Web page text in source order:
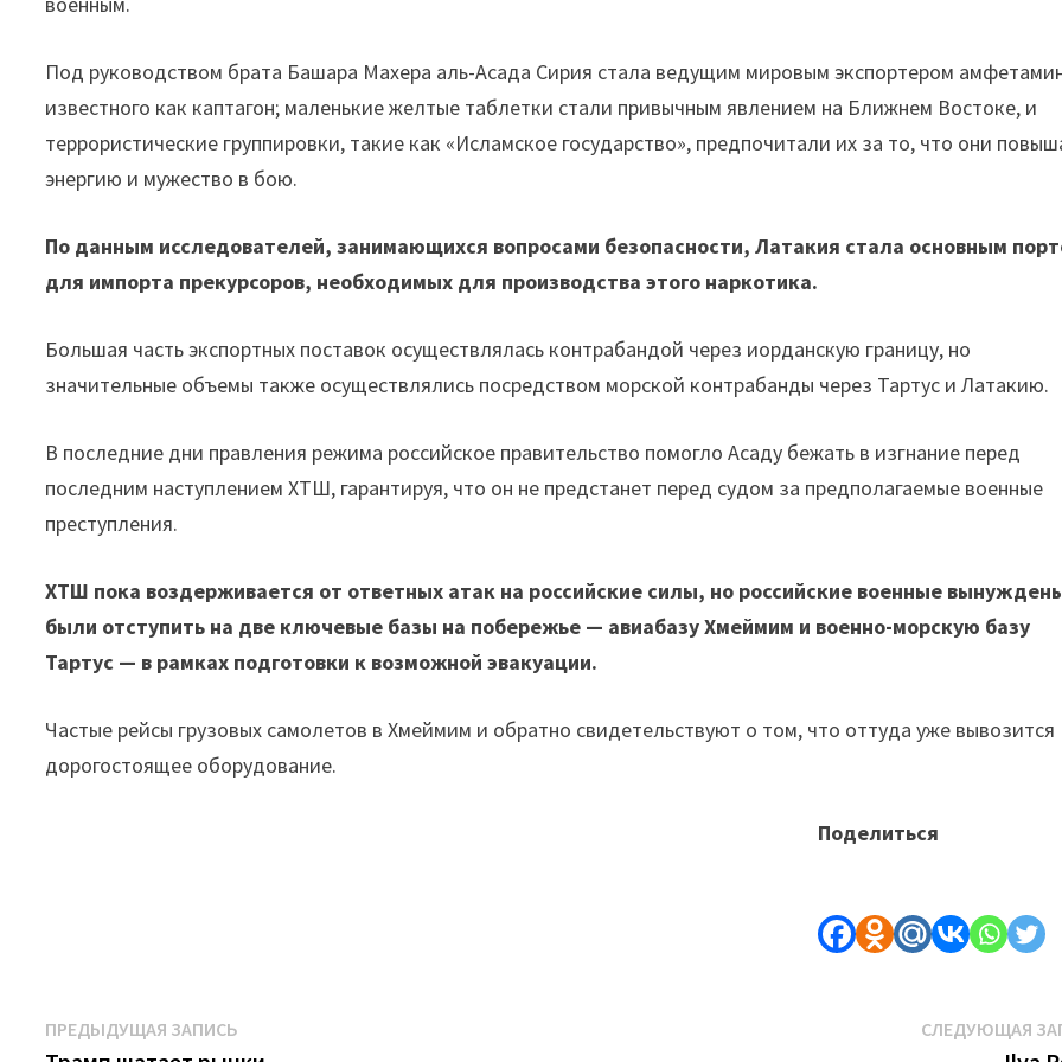
Под руководством брата Башара Махера аль-Асада Сирия стала ведущим мировым экспортером
известного как каптагон; маленькие желтые таблетки стали привычным явлением на Ближнем Востоке, и
террористические группировки, такие как «Исламское государство», предпочитали их за то, что они
энергию и мужество в бою.
По данным исследователей, занимающихся вопросами безопасности, Латакия стала основным
для импорта прекурсоров, необходимых для производства этого наркотика.
Большая часть экспортных поставок осуществлялась контрабандой через иорданскую границу, но
значительные объемы также осуществлялись посредством морской контрабанды через Тартус и Латакию.
В последние дни правления режима российское правительство помогло Асаду бежать в изгнание перед
последним наступлением ХТШ, гарантируя, что он не предстанет перед судом за предполагаемые военные
преступления.
ХТШ пока воздерживается от ответных атак на российские силы, но российские военные
были отступить на две ключевые базы на побережье — авиабазу Хмеймим и военно-морскую базу
Тартус — в рамках подготовки к возможной эвакуации.
Частые рейсы грузовых самолетов в Хмеймим и обратно свидетельствуют о том, что оттуда уже вывозится
дорогостоящее оборудование.
Поделиться
Навигация
ПРЕДЫДУЩАЯ ЗАПИСЬ СЛЕДУЮЩАЯ